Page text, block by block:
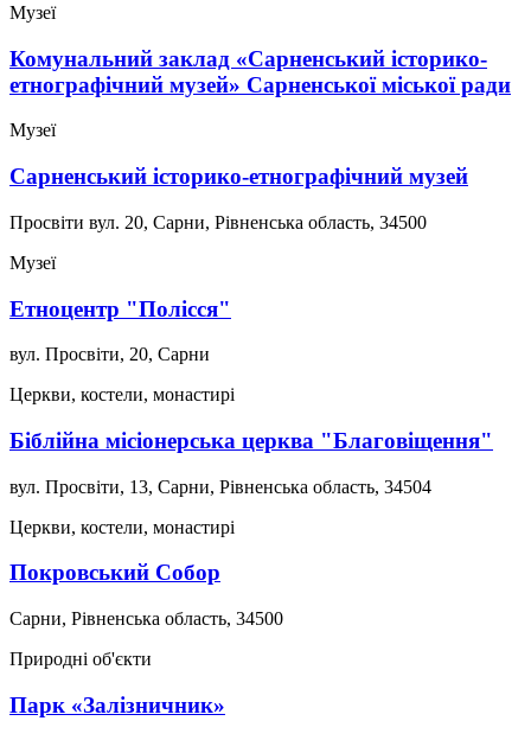
Музеї
Комунальний заклад «Сарненський історико-
етнографічний музей» Сарненської міської ради
Музеї
Сарненський історико-етнографічний музей
Просвіти вул. 20, Сарни, Рівненська область, 34500
Музеї
Етноцентр "Полісся"
вул. Просвіти, 20, Сарни
Церкви, костели, монастирі
Біблійна місіонерська церква "Благовіщення"
вул. Просвіти, 13, Сарни, Рівненська область, 34504
Церкви, костели, монастирі
Покровський Собор
Сарни, Рівненська область, 34500
Природні об'єкти
Парк «Залізничник»